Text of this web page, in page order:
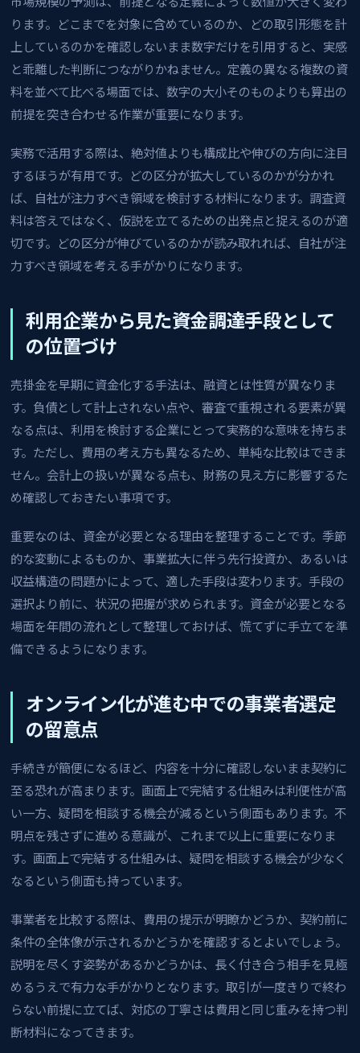
ります。どこまでを対象に含めているのか、どの取引形態を計
上しているのかを確認しないまま数字だけを引用すると、実感
と乖離した判断につながりかねません。定義の異なる複数の資
料を並べて比べる場面では、数字の大小そのものよりも算出の
前提を突き合わせる作業が重要になります。
実務で活用する際は、絶対値よりも構成比や伸びの方向に注目
するほうが有用です。どの区分が拡大しているのかが分かれ
ば、自社が注力すべき領域を検討する材料になります。調査資
料は答えではなく、仮説を立てるための出発点と捉えるのが適
切です。どの区分が伸びているのかが読み取れれば、自社が注
力すべき領域を考える手がかりになります。
利用企業から見た資金調達手段として
の位置づけ
売掛金を早期に資金化する手法は、融資とは性質が異なりま
す。負債として計上されない点や、審査で重視される要素が異
なる点は、利用を検討する企業にとって実務的な意味を持ちま
す。ただし、費用の考え方も異なるため、単純な比較はできま
せん。会計上の扱いが異なる点も、財務の見え方に影響するた
め確認しておきたい事項です。
重要なのは、資金が必要となる理由を整理することです。季節
的な変動によるものか、事業拡大に伴う先行投資か、あるいは
収益構造の問題かによって、適した手段は変わります。手段の
選択より前に、状況の把握が求められます。資金が必要となる
場面を年間の流れとして整理しておけば、慌てずに手立てを準
備できるようになります。
オンライン化が進む中での事業者選定
の留意点
手続きが簡便になるほど、内容を十分に確認しないまま契約に
至る恐れが高まります。画面上で完結する仕組みは利便性が高
い一方、疑問を相談する機会が減るという側面もあります。不
明点を残さずに進める意識が、これまで以上に重要になりま
す。画面上で完結する仕組みは、疑問を相談する機会が少なく
なるという側面も持っています。
事業者を比較する際は、費用の提示が明瞭かどうか、契約前に
条件の全体像が示されるかどうかを確認するとよいでしょう。
説明を尽くす姿勢があるかどうかは、長く付き合う相手を見極
めるうえで有力な手がかりとなります。取引が一度きりで終わ
らない前提に立てば、対応の丁寧さは費用と同じ重みを持つ判
断材料になってきます。